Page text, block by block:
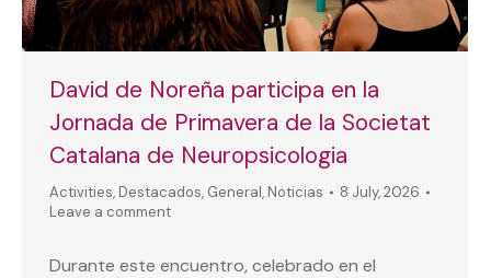
David de Noreña participa en la
Jornada de Primavera de la Societat
Catalana de Neuropsicologia
Activities, Destacados, General, Noticias
8 July, 2026
Leave a comment
Durante este encuentro, celebrado en el